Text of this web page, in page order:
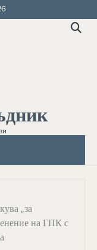
„за
на ГПК с